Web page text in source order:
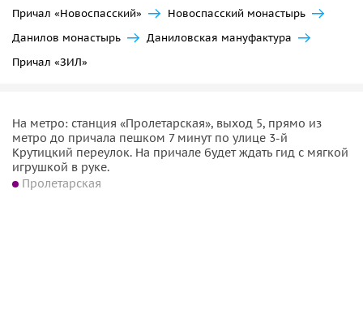
Причал «Новоспасский»
Новоспасский монастырь
Данилов монастырь
Даниловская мануфактура
Причал «ЗИЛ»
На метро: станция «Пролетарская», выход 5, прямо из
метро до причала пешком 7 минут по улице 3-й
Крутицкий переулок. На причале будет ждать гид с мягкой
игрушкой в руке.
Пролетарская